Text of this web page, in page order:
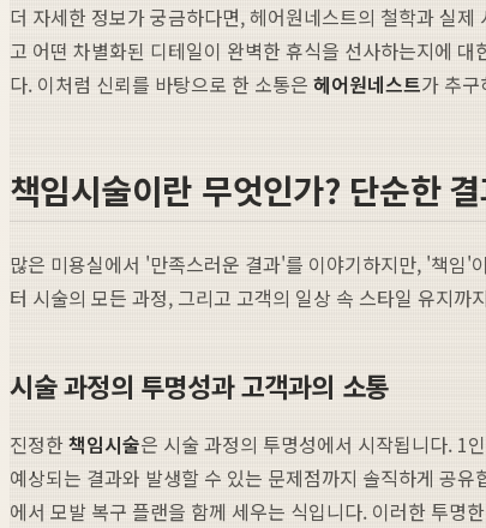
더 자세한 정보가 궁금하다면, 헤어원네스트의 철학과 실
고 어떤 차별화된 디테일이 완벽한 휴식을 선사하는지에
다. 이처럼 신뢰를 바탕으로 한 소통은 헤어원네스트가 추
책임시술이란 무엇인가? 단순한
많은 미용실에서 '만족스러운 결과'를 이야기하지만, '책임'
터 시술의 모든 과정, 그리고 고객의 일상 속 스타일 유지
시술 과정의 투명성과 고객과의 소통
진정한 책임시술은 시술 과정의 투명성에서 시작됩니다. 1
예상되는 결과와 발생할 수 있는 문제점까지 솔직하게 공
에서 모발 복구 플랜을 함께 세우는 식입니다. 이러한 투명